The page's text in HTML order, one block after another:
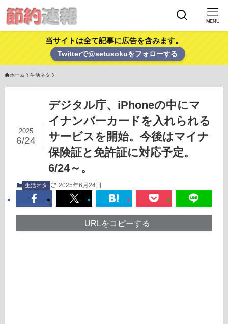
MENU
当サイトは全て記事に広告を含みます。
Twitterで@setusokuをフォローする
ホーム 生活ネタ
デジタル庁、iPhoneの中にマ
イナンバーカードを入れられる
サービスを開始。今後はマイナ
保険証と免許証に対応予定。
6/24～。
2025
6/24
生活ネタ 2025年6月24日
URLをコピーする